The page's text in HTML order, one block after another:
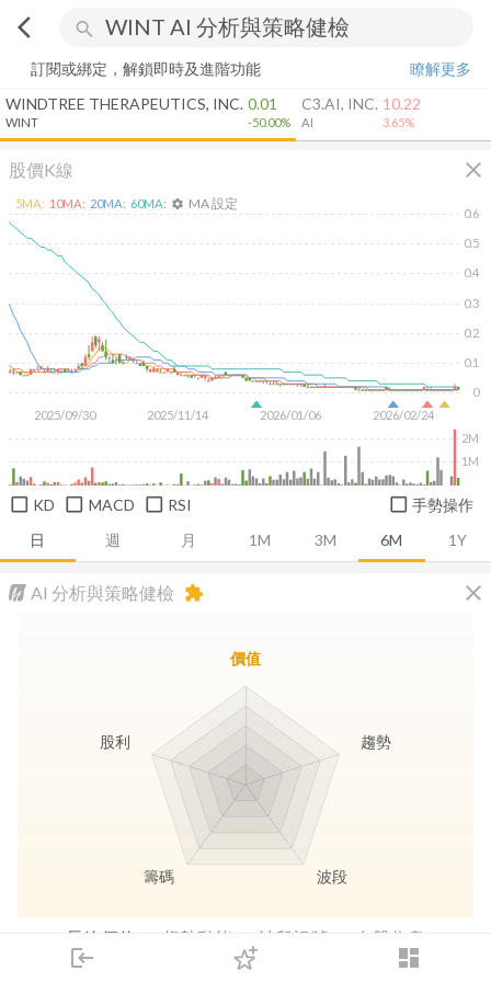
arrow_back_ios search
login dashboard
下單
訂閱或綁定，解鎖即時及進階功能
瞭解更多
WINDTREE THERAPEUTICS, INC.
WINT
0.01
-50.00%
C3.AI, INC.
AI
10.22
3.65%
股價K線 close
日 週 月 1M 3M 6M 1Y
2025/09/30 2025/11/14 2026/01/06 2026/02/24
0
0.1
0.2
0.3
0.4
0.5
0.6
1M
2M
5MA: 10MA: 20MA: 60MA: settings MA 設定
KD MACD RSI 手勢操作
AI 分析與策略健檢 close
extension
長線價值 趨勢動能 波段訊號 存股收息
價值
趨勢
波段
籌碼
股利